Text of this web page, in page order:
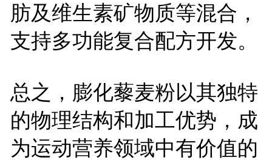
肪及维生素矿物质等混合，
支持多功能复合配方开发。
总之，膨化藜麦粉以其独特
的物理结构和加工优势，成
为运动营养领域中有价值的